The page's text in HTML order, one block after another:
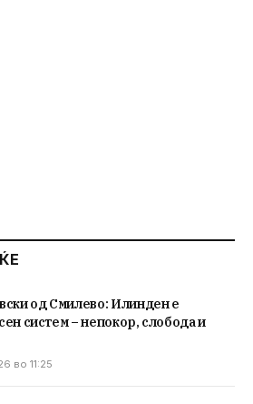
од Смилево: Илинден е
систем – непокор, слобода и
во 11:25